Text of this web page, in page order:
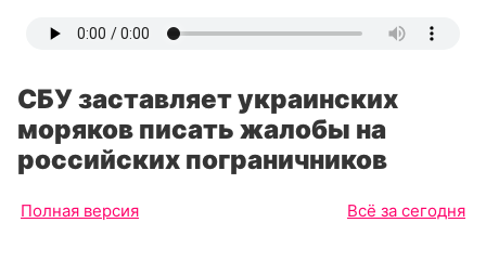
СБУ заставляет украинских
моряков писать жалобы на
российских пограничников
Полная версия Всё за сегодня